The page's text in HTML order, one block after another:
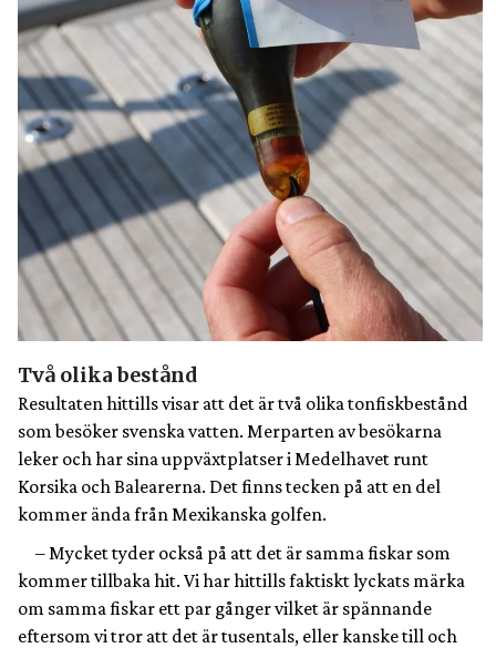
Två olika bestånd
Resultaten hittills visar att det är två olika tonfiskbestånd
som besöker svenska vatten. Merparten av besökarna
leker och har sina uppväxtplatser i Medelhavet runt
Korsika och Balearerna. Det finns tecken på att en del
kommer ända från Mexikanska golfen.
– Mycket tyder också på att det är samma fiskar som
kommer tillbaka hit. Vi har hittills faktiskt lyckats märka
om samma fiskar ett par gånger vilket är spännande
eftersom vi tror att det är tusentals, eller kanske till och